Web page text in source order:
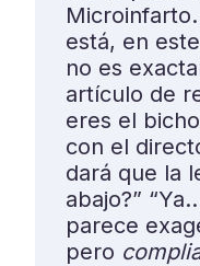
está, en
no es
artículo de
eres el
con el
dará que la
abajo?”
parece
pero